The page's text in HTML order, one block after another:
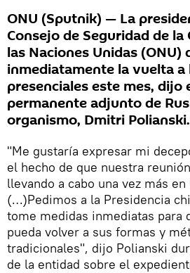
ONU (Sputnik) — La
Consejo de Seguridad de
las Naciones Unidas
inmediatamente la vuelta a
presenciales este mes,
permanente adjunto de
organismo, Dmitri Polianski.
"Me gustaría expresar mi
el hecho de que nuestra
llevando a cabo una vez más
(…)Pedimos a la Presidencia
tome medidas inmediatas para
pueda volver a sus formas y
tradicionales", dijo Polianski
de la entidad sobre el